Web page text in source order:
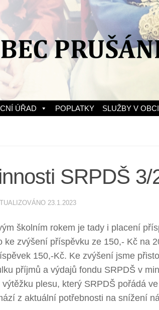
ÚŘAD POPLATKY SLUŽBY V OBCI
SRPDŠ 3/
23.1.2023
školním rokem je tady i placení
ke zvýšení příspěvku ze 150,- Kč na
150,-Kč. Ke zvýšení jsme
příjmů a výdajů fondu SRPDŠ v
plesu, který SRPDŠ pořádá
z aktuální potřebnosti na snížení